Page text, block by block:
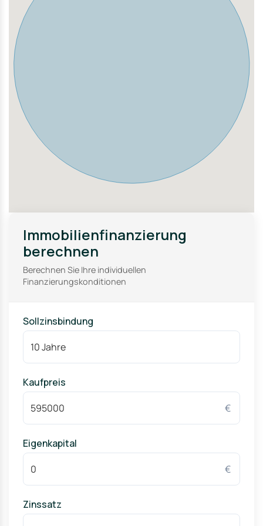
Infrastruktur & Versorgung
Die Stadt Schrozberg verfügt über eine gute
Infrastruktur:
Einkaufsmöglichkeiten direkt im Ort
Ärzte, Apotheken und Banken vorhanden
Kindergärten und modernes Schulzentrum
Gute Verkehrsanbindungen im regionalen Umfeld
Wirtschaft & Gewerbestandort
Schrozberg bietet attraktive Voraussetzungen für
Gewerbetreibende und Investoren:
Stark frequentierte Lage mit hoher Sichtbarkeit
Gute Erreichbarkeit für Kunden und Lieferverkehr
Industrie- und Gewerbestandort mit wachsender
Entwicklungsmöglichkeiten
Immobilienfinanzierung
berechnen
Berechnen Sie Ihre individuellen
Finanzierungskonditionen
Sollzinsbindung
Kaufpreis
€
Eigenkapital
€
Zinssatz